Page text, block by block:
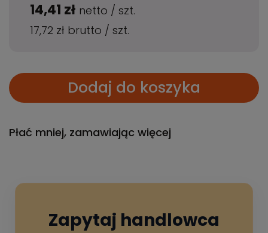
14,41 zł netto / szt.
17,72 zł brutto / szt.
Dodaj do koszyka
Płać mniej, zamawiając więcej
Zapytaj handlowca